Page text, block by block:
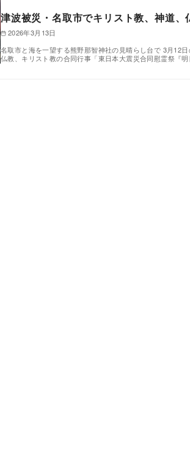
津波被災・名取市でキリスト教、神道
2026年3月13日
名取市と海を一望する熊野那智神社の見晴らし台で 3月12
仏教、キリスト教の合同行事「東日本大震災合同慰霊祭『明